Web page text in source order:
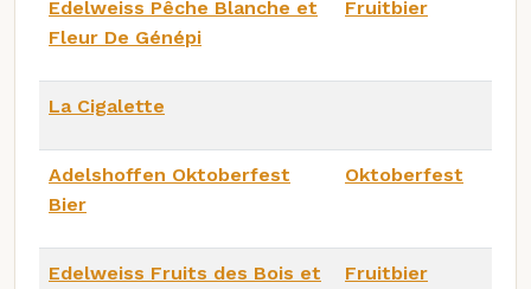
Edelweiss Pêche Blanche et
Fleur De Génépi
Fruitbier
La Cigalette
Adelshoffen Oktoberfest
Bier
Oktoberfest
Edelweiss Fruits des Bois et
Fruitbier